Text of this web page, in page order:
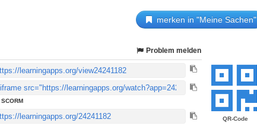
merken in "Meine Sachen"
QR-Code
Problem melden
SCORM